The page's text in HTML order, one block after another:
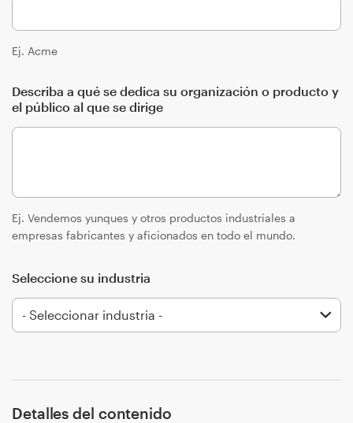
Ej. Acme
Describa a qué se dedica su organización o producto y
el público al que se dirige
Ej. Vendemos yunques y otros productos industriales a
empresas fabricantes y aficionados en todo el mundo.
Seleccione su industria
Detalles del contenido
Diseño de páginas web
Guía de la marca
Soporte
Centro de ayuda
Precios